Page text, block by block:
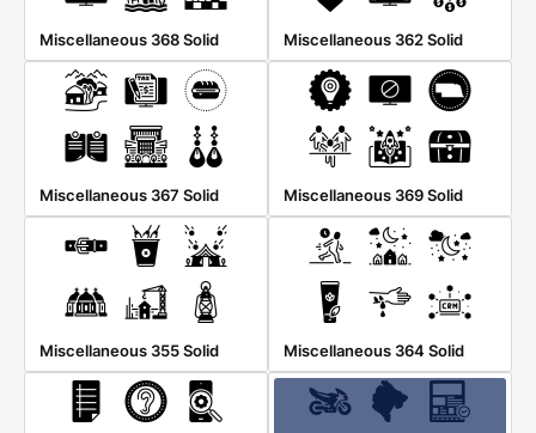
Miscellaneous 368 Solid Miscellaneous 362 Solid
Miscellaneous 367 Solid Miscellaneous 369 Solid
Miscellaneous 355 Solid Miscellaneous 364 Solid